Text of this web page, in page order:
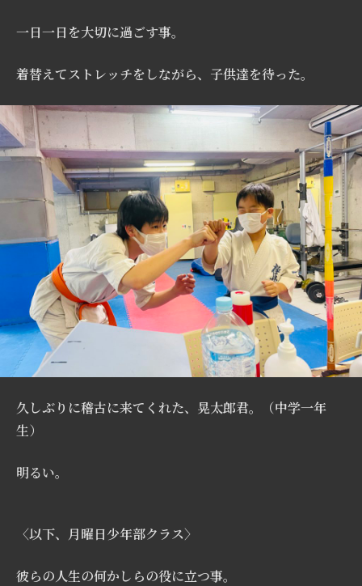
一日一日を大切に過ごす事。
着替えてストレッチをしながら、子供達を待った。
久しぶりに稽古に来てくれた、晃太郎君。（中学一年
生）
明るい。
〈以下、月曜日少年部クラス〉
彼らの人生の何かしらの役に立つ事。